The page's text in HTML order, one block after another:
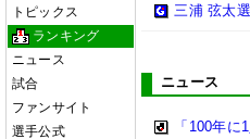
トピックス
ランキング
ニュース
試合
ファンサイト
選手公式
三浦 弦太
ニュース
「100年